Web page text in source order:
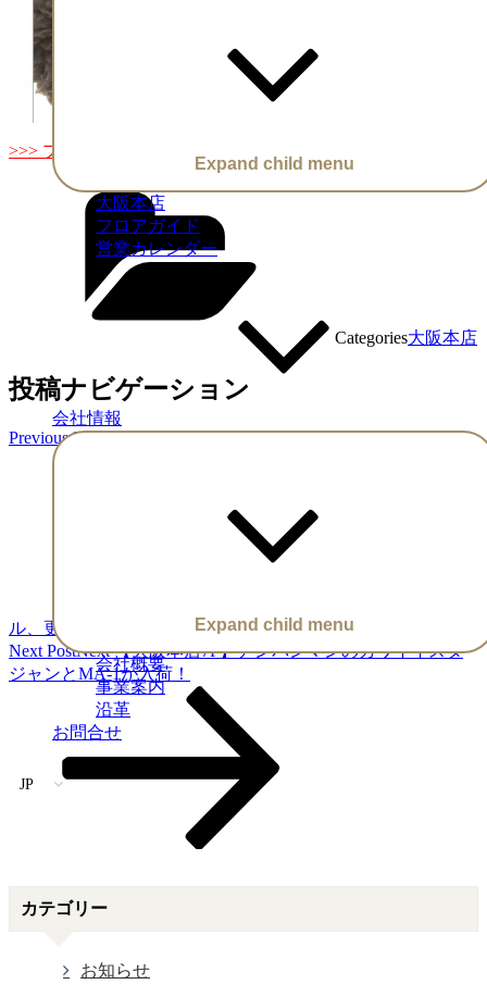
Expand child menu
大阪本店
フロアガイド
営業カレンダー
会社情報
Expand child menu
会社概要
事業案内
沿革
お問合せ
JP
>>> プロルート丸光アプリで日々の売れ筋をチェック！
Categories大阪本店
投稿ナビゲーション
Previous PostPrevious
ル、更新しました!
Next PostNext 【大阪本店7F】アンパンマンのカワイイスタ
ジャンとMA-1が入荷！
カテゴリー
お知らせ